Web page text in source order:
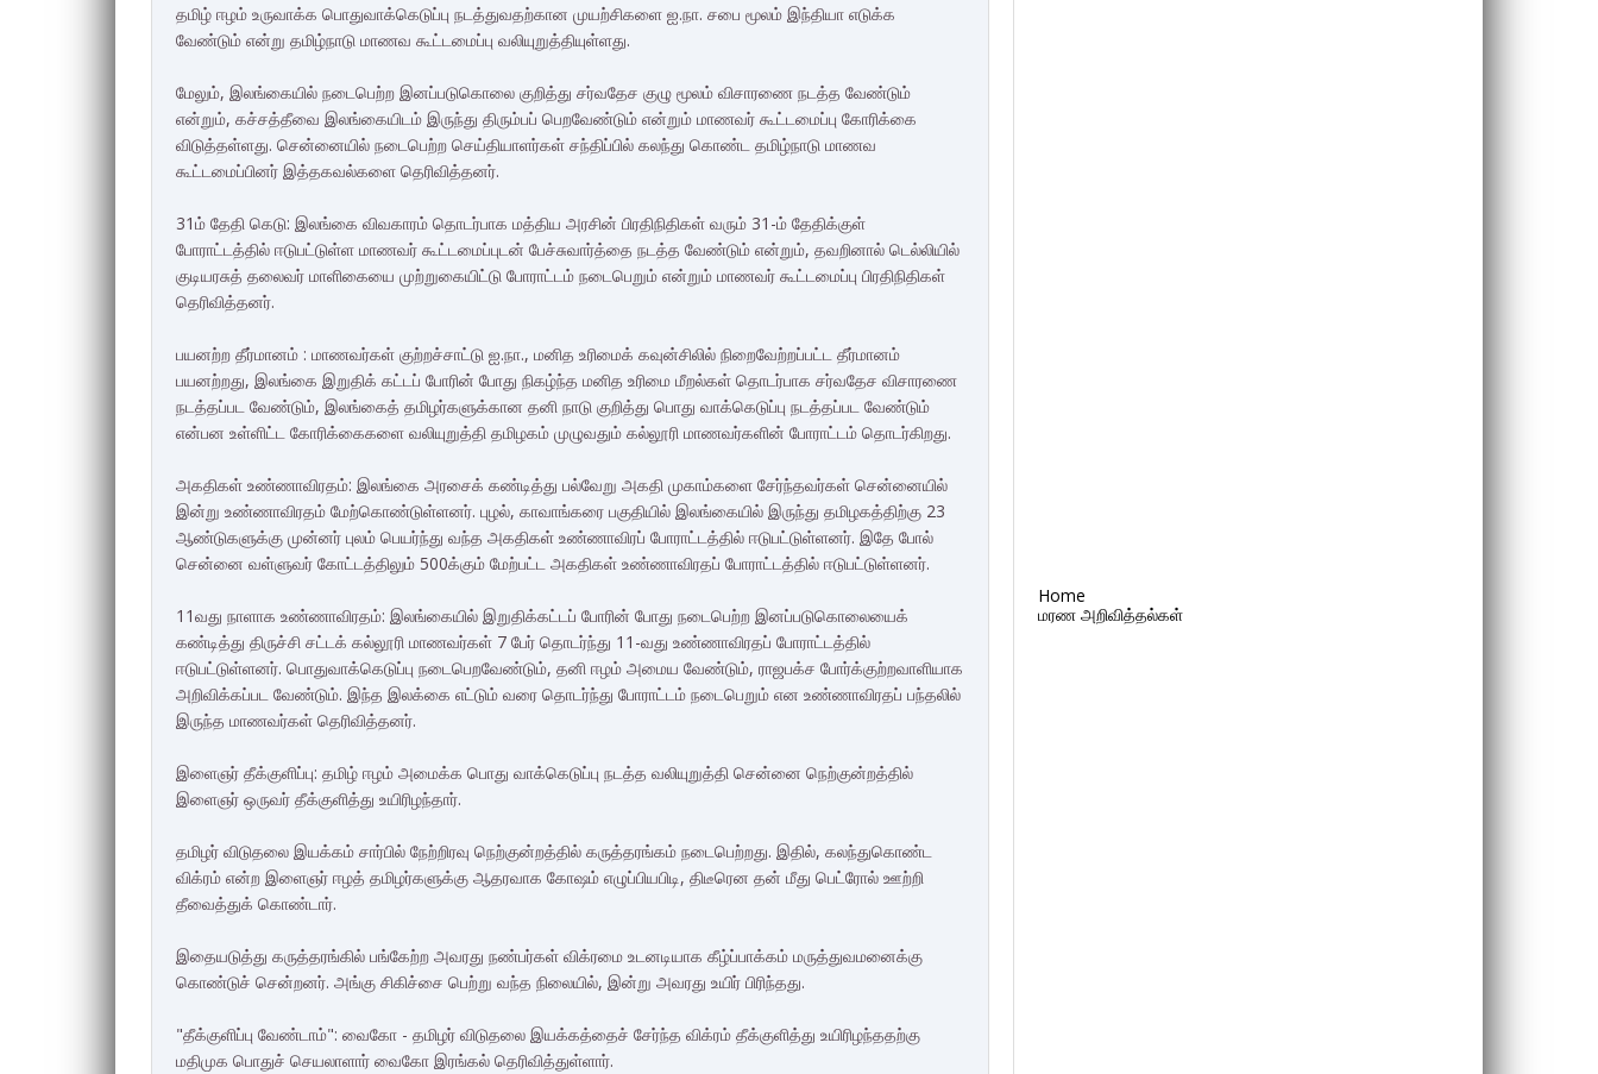
தமிழ் ஈழம் உருவாக்க பொதுவாக்கெடுப்பு நடத்துவதற்கான முயற்சிகளை ஐ.நா. சபை மூலம் இந்தியா எடுக்க
வேண்டும் என்று தமிழ்நாடு மாணவ கூட்டமைப்பு வலியுறுத்தியுள்ளது.
மேலும், இலங்கையில் நடைபெற்ற இனப்படுகொலை குறித்து சர்வதேச குழு மூலம் விசாரணை நடத்த வேண்டும்
என்றும், கச்சத்தீவை இலங்கையிடம் இருந்து திரும்பப் பெறவேண்டும் என்றும் மாணவர் கூட்டமைப்பு கோரிக்கை
விடுத்தள்ளது. சென்னையில் நடைபெற்ற செய்தியாளர்கள் சந்திப்பில் கலந்து கொண்ட தமிழ்நாடு மாணவ
கூட்டமைப்பினர் இத்தகவல்களை தெரிவித்தனர்.
31ம் தேதி கெடு: இலங்கை விவகாரம் தொடர்பாக மத்திய அரசின் பிரதிநிதிகள் வரும் 31-ம் தேதிக்குள்
போராட்டத்தில் ஈடுபட்டுள்ள மாணவர் கூட்டமைப்புடன் பேச்சுவார்த்தை நடத்த வேண்டும் என்றும், தவறினால் டெல்லியில்
குடியரசுத் தலைவர் மாளிகையை முற்றுகையிட்டு போராட்டம் நடைபெறும் என்றும் மாணவர் கூட்டமைப்பு பிரதிநிதிகள்
தெரிவித்தனர்.
பயனற்ற தீர்மானம் : மாணவர்கள் குற்றச்சாட்டு ஐ.நா., மனித உரிமைக் கவுன்சிலில் நிறைவேற்றப்பட்ட தீர்மானம்
பயனற்றது, இலங்கை இறுதிக் கட்டப் போரின் போது நிகழ்ந்த மனித உரிமை மீறல்கள் தொடர்பாக சர்வதேச விசாரணை
நடத்தப்பட வேண்டும், இலங்கைத் தமிழர்களுக்கான தனி நாடு குறித்து பொது வாக்கெடுப்பு நடத்தப்பட வேண்டும்
என்பன உள்ளிட்ட கோரிக்கைகளை வலியுறுத்தி தமிழகம் முழுவதும் கல்லூரி மாணவர்களின் போராட்டம் தொடர்கிறது.
அகதிகள் உண்ணாவிரதம்: இலங்கை அரசைக் கண்டித்து பல்வேறு அகதி முகாம்களை சேர்ந்தவர்கள் சென்னையில்
இன்று உண்ணாவிரதம் மேற்கொண்டுள்ளனர். புழல், காவாங்கரை பகுதியில் இலங்கையில் இருந்து தமிழகத்திற்கு 23
ஆண்டுகளுக்கு முன்னர் புலம் பெயர்ந்து வந்த அகதிகள் உண்ணாவிரப் போராட்டத்தில் ஈடுபட்டுள்ளனர். இதே போல்
சென்னை வள்ளுவர் கோட்டத்திலும் 500க்கும் மேற்பட்ட அகதிகள் உண்ணாவிரதப் போராட்டத்தில் ஈடுபட்டுள்ளனர்.
11வது நாளாக உண்ணாவிரதம்: இலங்கையில் இறுதிக்கட்டப் போரின் போது நடைபெற்ற இனப்படுகொலையைக்
கண்டித்து திருச்சி சட்டக் கல்லூரி மாணவர்கள் 7 பேர் தொடர்ந்து 11-வது உண்ணாவிரதப் போராட்டத்தில்
ஈடுபட்டுள்ளனர். பொதுவாக்கெடுப்பு நடைபெறவேண்டும், தனி ஈழம் அமைய வேண்டும், ராஜபக்ச போர்க்குற்றவாளியாக
அறிவிக்கப்பட வேண்டும். இந்த இலக்கை எட்டும் வரை தொடர்ந்து போராட்டம் நடைபெறும் என உண்ணாவிரதப் பந்தலில்
இருந்த மாணவர்கள் தெரிவித்தனர்.
இளைஞர் தீக்குளிப்பு: தமிழ் ஈழம் அமைக்க பொது வாக்கெடுப்பு நடத்த வலியுறுத்தி சென்னை நெற்குன்றத்தில்
இளைஞர் ஒருவர் தீக்குளித்து உயிரிழந்தார்.
தமிழர் விடுதலை இயக்கம் சார்பில் நேற்றிரவு நெற்குன்றத்தில் கருத்தரங்கம் நடைபெற்றது. இதில், கலந்துகொண்ட
விக்ரம் என்ற இளைஞர் ஈழத் தமிழர்களுக்கு ஆதரவாக கோஷம் எழுப்பியபிடி, திடீரென தன் மீது பெட்ரோல் ஊற்றி
தீவைத்துக் கொண்டார்.
இதையடுத்து கருத்தரங்கில் பங்கேற்ற அவரது நண்பர்கள் விக்ரமை உடனடியாக கீழ்ப்பாக்கம் மருத்துவமனைக்கு
கொண்டுச் சென்றனர். அங்கு சிகிச்சை பெற்று வந்த நிலையில், இன்று அவரது உயிர் பிரிந்தது.
"தீக்குளிப்பு வேண்டாம்": வைகோ - தமிழர் விடுதலை இயக்கத்தைச் சேர்ந்த விக்ரம் தீக்குளித்து உயிரிழந்ததற்கு
மதிமுக பொதுச் செயலாளார் வைகோ இரங்கல் தெரிவித்துள்ளார்.
Home
மரண அறிவித்தல்கள்